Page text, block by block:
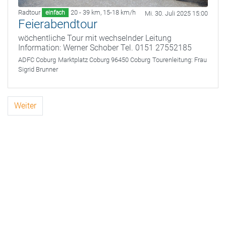
Radtour einfach 20 - 39 km, 15-18 km/h Mi. 30. Juli 2025 15:00
Feierabendtour
wöchentliche Tour mit wechselnder Leitung
Information: Werner Schober Tel. 0151 27552185
ADFC Coburg Marktplatz Coburg 96450 Coburg Tourenleitung: Frau
Sigrid Brunner
Weiter